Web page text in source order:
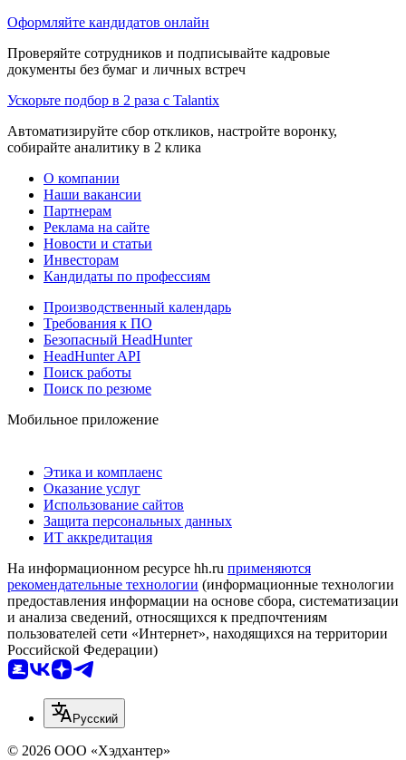
Оформляйте кандидатов онлайн
Проверяйте сотрудников и подписывайте кадровые
документы без бумаг и личных встреч
Ускорьте подбор в 2 раза с Talantix
Автоматизируйте сбор откликов, настройте воронку,
собирайте аналитику в 2 клика
О компании
Наши вакансии
Партнерам
Реклама на сайте
Новости и статьи
Инвесторам
Кандидаты по профессиям
Производственный календарь
Требования к ПО
Безопасный HeadHunter
HeadHunter API
Поиск работы
Поиск по резюме
Мобильное приложение
Этика и комплаенс
Оказание услуг
Использование сайтов
Защита персональных данных
ИТ аккредитация
На информационном ресурсе hh.ru применяются
рекомендательные технологии (информационные технологии
предоставления информации на основе сбора, систематизации
и анализа сведений, относящихся к предпочтениям
пользователей сети «Интернет», находящихся на территории
Российской Федерации)
Русский
© 2026 ООО «Хэдхантер»